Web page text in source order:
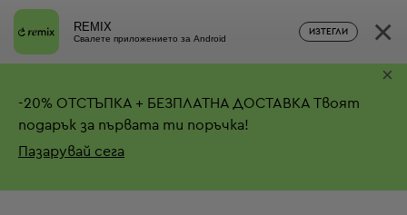
REMIX
Свалете приложението за Android
ИЗТЕГЛИ ×
-20% ОТСТЪПКА + БЕЗПЛАТНА ДОСТАВКА Твоят
подарък за първата ти поръчка!
Пазарувай сега
×